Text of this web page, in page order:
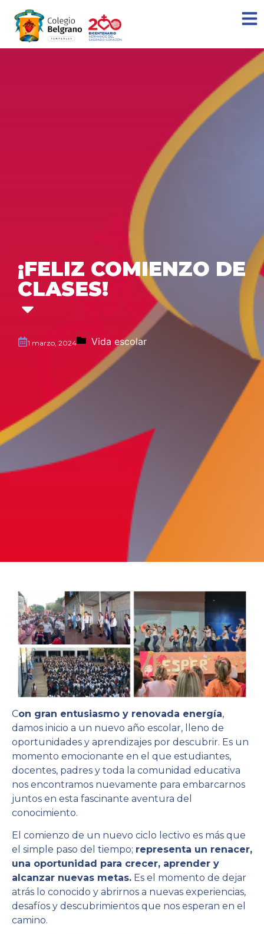
¡FELIZ COMIENZO DE
CLASES!
1 marzo, 2024 Vida escolar
Con gran entusiasmo y renovada energía,
damos inicio a un nuevo año escolar, lleno de
oportunidades y aprendizajes por descubrir. Es un
momento emocionante en el que estudiantes,
docentes, padres y toda la comunidad educativa
nos encontramos nuevamente para embarcarnos
juntos en esta fascinante aventura del
conocimiento.
El comienzo de un nuevo ciclo lectivo es más que
el simple paso del tiempo; representa un renacer,
una oportunidad para crecer, aprender y
alcanzar nuevas metas. Es el momento de dejar
atrás lo conocido y abrirnos a nuevas experiencias,
desafíos y descubrimientos que nos esperan en el
camino.